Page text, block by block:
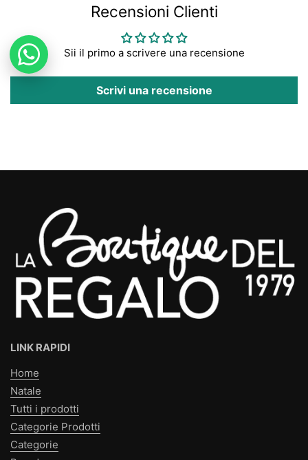
Recensioni Clienti
Sii il primo a scrivere una recensione
Scrivi una recensione
LINK RAPIDI
Home
Natale
Tutti i prodotti
Categorie Prodotti
Categorie